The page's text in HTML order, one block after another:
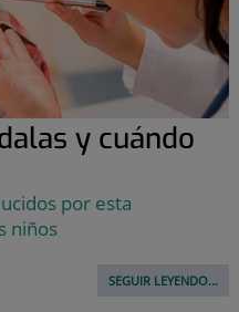
y cuándo
por esta
niños
SEGUIR LEYENDO...